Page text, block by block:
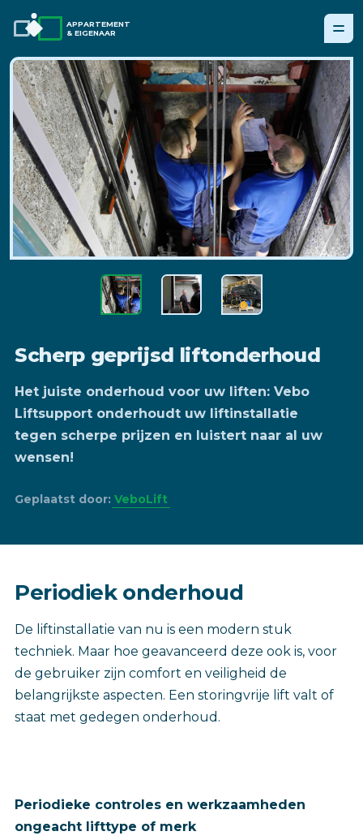
APPARTEMENT
& EIGENAAR
Scherp geprijsd liftonderhoud
Het juiste onderhoud voor uw liften: Vebo
Liftsupport onderhoudt uw liftinstallatie
tegen scherpe prijzen en luistert naar al uw
wensen!
Geplaatst door: VeboLift
Periodiek onderhoud
De liftinstallatie van nu is een modern stuk
techniek. Maar hoe geavanceerd deze ook is, voor
de gebruiker zijn comfort en veiligheid de
belangrijkste aspecten. Een storingvrije lift valt of
staat met gedegen onderhoud.
Periodieke controles en werkzaamheden
ongeacht lifttype of merk